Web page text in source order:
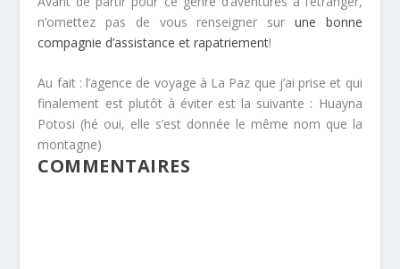
n’omettez pas de vous renseigner sur une bonne
compagnie d’assistance et rapatriement!
Au fait : l’agence de voyage à La Paz que j’ai prise et qui
finalement est plutôt à éviter est la suivante : Huayna
Potosi (hé oui, elle s’est donnée le même nom que la
montagne)
COMMENTAIRES